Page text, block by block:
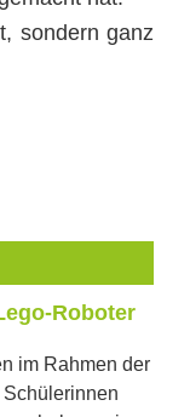
sondern ganz
Roboter
im Rahmen der
Schülerinnen